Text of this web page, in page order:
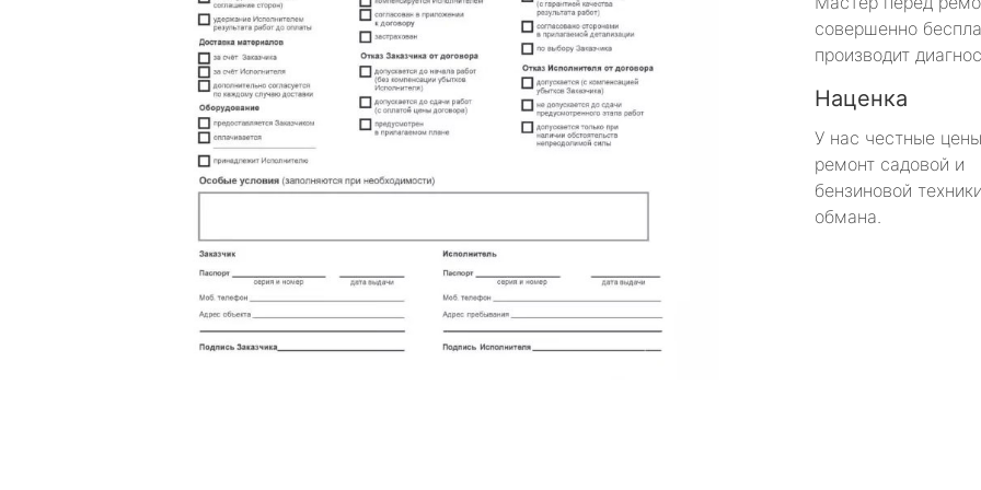
совершенно
производит
Наценка
У нас честные
ремонт садовой и
бензиновой
обмана.